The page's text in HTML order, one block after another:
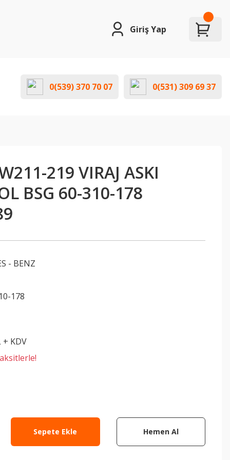
Giriş Yap
0(539) 370 70 07 0(531) 309 69 37
219 VIRAJ ASKI
BSG 60-310-178
- BENZ
178
+ KDV
Sepete Ekle Hemen Al